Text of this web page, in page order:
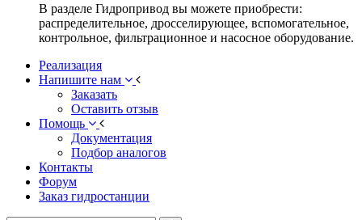
В разделе Гидропривод вы можете приобрести:
распределительное, дросселирующее, вспомогательное,
контрольное, фильтрационное и насосное оборудование.
Реализация
Напишите нам
Заказать
Оставить отзыв
Помощь
Документация
Подбор аналогов
Контакты
Форум
Заказ гидростанции